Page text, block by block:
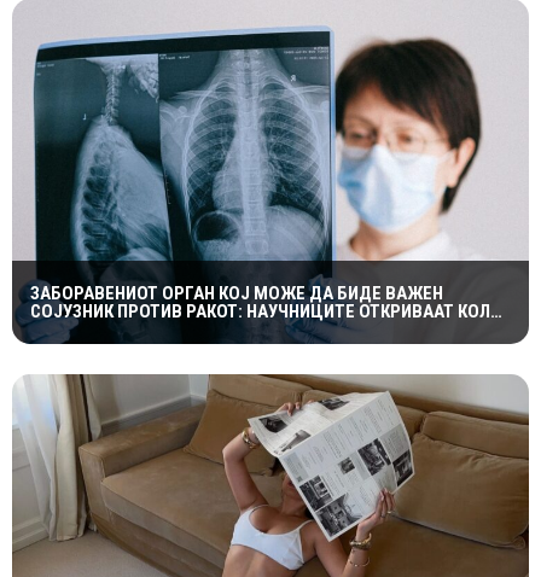
ЗАБОРАВЕНИОТ ОРГАН КОЈ МОЖЕ ДА БИДЕ ВАЖЕН
СОЈУЗНИК ПРОТИВ РАКОТ: НАУЧНИЦИТЕ ОТКРИВААТ КОЛКУ
Е ЗНАЧАЕН ТИМУСОТ